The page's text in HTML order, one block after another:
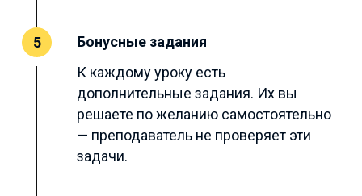
5
Бонусные задания
К каждому уроку есть
дополнительные задания. Их вы
решаете по желанию самостоятельно
— преподаватель не проверяет эти
задачи.